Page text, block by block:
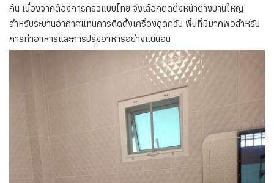
กัน เนื่องจากต้องการครัวแบบไทย จึงเลือกติดตั้งหน้าต่างบานใหญ่
สำหรับระบานอากาศแทนการติดตั้งเครื่องดูดควัน พื้นที่มีมากพอสำหรับ
การทำอาหารและการปรุ่งอาหารอย่างแน่นอน